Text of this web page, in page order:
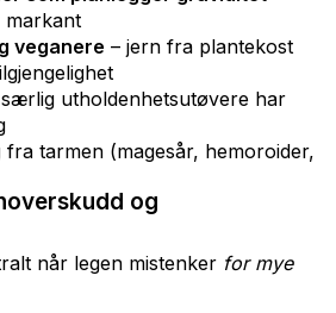
markant
veganere – jern fra plantekost
utholdenhetsutøvere har
fra tarmen (magesår, hemoroider,
og
når legen mistenker for mye